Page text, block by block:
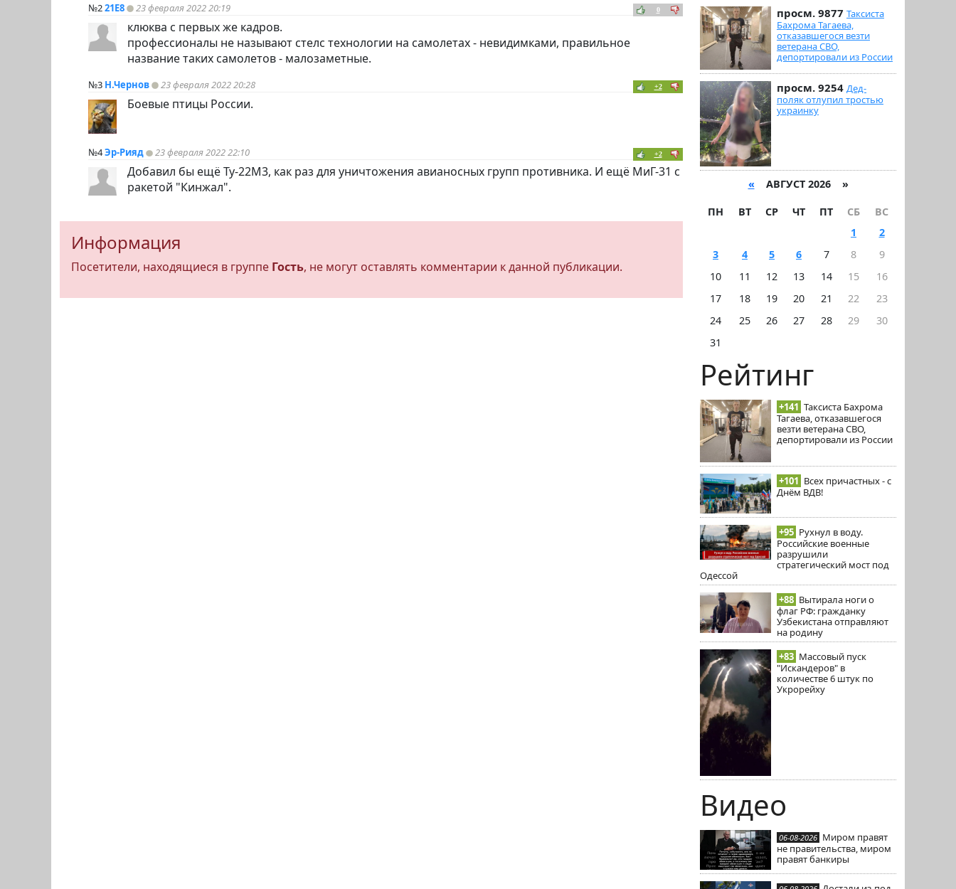
просм. 9877 Таксиста
Бахрома Тагаева,
отказавшегося везти
ветерана СВО,
депортировали из России
просм. 9254 Дед-
поляк отлупил тростью
украинку
« АВГУСТ 2026 »
ПН ВТ СР ЧТ ПТ СБ
ВС
1
2
3
4 5 6 7 8
9
10
11 12 13 14 15
16
17
18 19 20 21 22
23
24
25 26 27 28 29
30
31
Рейтинг
+141 Таксиста Бахрома
Тагаева, отказавшегося
везти ветерана СВО,
депортировали из России
+101 Всех причастных - с
Днём ВДВ!
+95 Рухнул в воду.
Российские военные
разрушили
стратегический мост под
Одессой
+88 Вытирала ноги о
флаг РФ: гражданку
Узбекистана отправляют
на родину
+83 Массовый пуск
"Искандеров" в
количестве 6 штук по
Укрорейху
Видео
06-08-2026 Миром правят
не правительства, миром
правят банкиры
№221E8 23 февраля 2022 20:19 0
клюква с первых же кадров.
профессионалы не называют стелс технологии на самолетах - невидимками, правильное
название таких самолетов - малозаметные.
№3 Н.Чернов 23 февраля 2022 20:28 +2
Боевые птицы России.
№4Эр-Рияд 23 февраля 2022 22:10 +2
Добавил бы ещё Ту-22М3, как раз для уничтожения авианосных групп противника. И ещё МиГ-31 с
ракетой "Кинжал".
Информация
Посетители, находящиеся в группе Гость, не могут оставлять комментарии к данной публикации.